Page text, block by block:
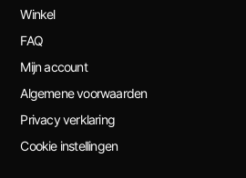
Winkel
FAQ
Mijn account
Algemene voorwaarden
Privacy verklaring
Cookie instellingen